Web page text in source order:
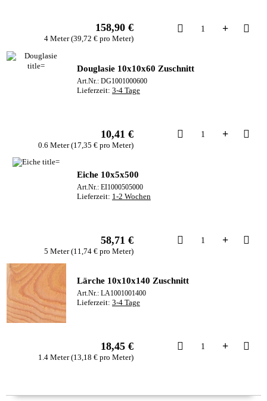
158,90 €
4 Meter (39,72 € pro Meter)
Douglasie 10x10x60 Zuschnitt
Art.Nr.: DG1001000600
Lieferzeit: 3-4 Tage
10,41 €
0.6 Meter (17,35 € pro Meter)
Eiche 10x5x500
Art.Nr.: EI1000505000
Lieferzeit: 1-2 Wochen
58,71 €
5 Meter (11,74 € pro Meter)
Lärche 10x10x140 Zuschnitt
Art.Nr.: LA1001001400
Lieferzeit: 3-4 Tage
18,45 €
1.4 Meter (13,18 € pro Meter)